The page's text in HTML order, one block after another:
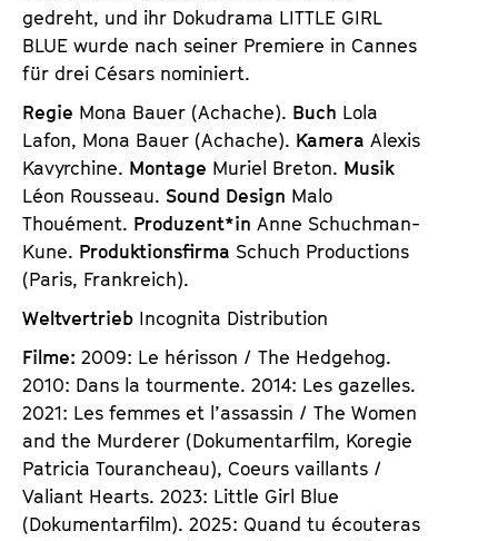
gedreht, und ihr Dokudrama LITTLE GIRL
BLUE wurde nach seiner Premiere in Cannes
für drei Césars nominiert.
Regie Mona Bauer (Achache). Buch Lola
Lafon, Mona Bauer (Achache). Kamera Alexis
Kavyrchine. Montage Muriel Breton. Musik
Léon Rousseau. Sound Design Malo
Thouément. Produzent*in Anne Schuchman-
Kune. Produktionsfirma Schuch Productions
(Paris, Frankreich).
Weltvertrieb Incognita Distribution
Filme: 2009: Le hérisson / The Hedgehog.
2010: Dans la tourmente. 2014: Les gazelles.
2021: Les femmes et l’assassin / The Women
and the Murderer (Dokumentarfilm, Koregie
Patricia Tourancheau), Coeurs vaillants /
Valiant Hearts. 2023: Little Girl Blue
(Dokumentarfilm). 2025: Quand tu écouteras